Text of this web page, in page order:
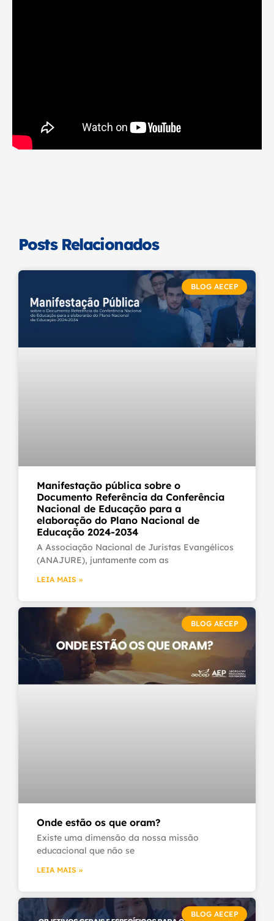
Posts Relacionados
BLOG AECEP
Manifestação pública sobre o
Documento Referência da Conferência
Nacional de Educação para a
elaboração do Plano Nacional de
Educação 2024-2034
A Associação Nacional de Juristas Evangélicos
(ANAJURE), juntamente com as
LEIA MAIS »
BLOG AECEP
Onde estão os que oram?
Existe uma dimensão da nossa missão
educacional que não se
LEIA MAIS »
BLOG AECEP